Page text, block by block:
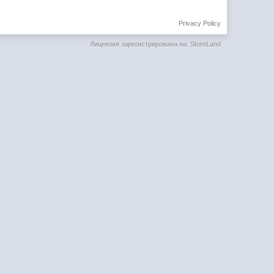
Privacy Policy
Лицензия зарегистрирована на: StoreLand